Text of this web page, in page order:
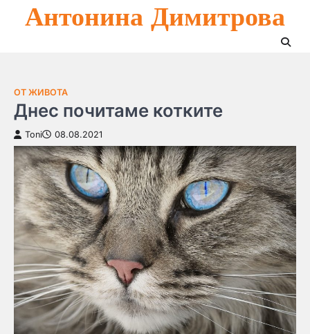
Антонина Димитрова
ОТ ЖИВОТА
Днес почитаме котките
Toni 08.08.2021